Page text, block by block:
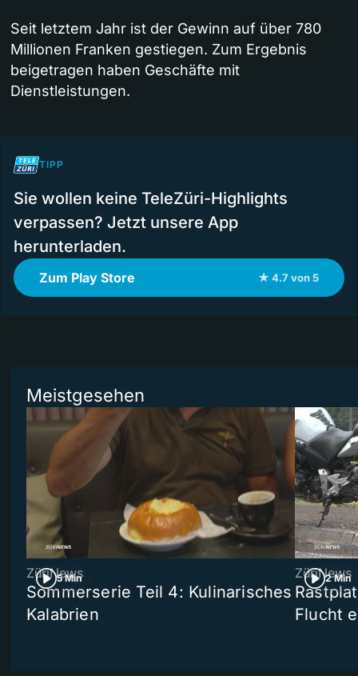
Seit letztem Jahr ist der Gewinn auf über 780
Millionen Franken gestiegen. Zum Ergebnis
beigetragen haben Geschäfte mit
Dienstleistungen.
TIPP
Sie wollen keine TeleZüri-Highlights
verpassen? Jetzt unsere App
herunterladen.
Zum Play Store ★ 4.7 von 5
Meistgesehen
5 Min
ZüriNews
Sommerserie Teil 4: Kulinarisches
Kalabrien
2 Min
ZüriNews
Flucht